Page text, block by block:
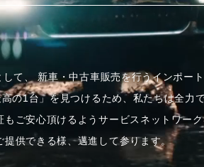
て、
新車・中古車販売を行うインポー
の1台」を見つけるため、 私たちは全力
もご安心頂けるようサービスネットワー
提供できる様、邁進して参ります。